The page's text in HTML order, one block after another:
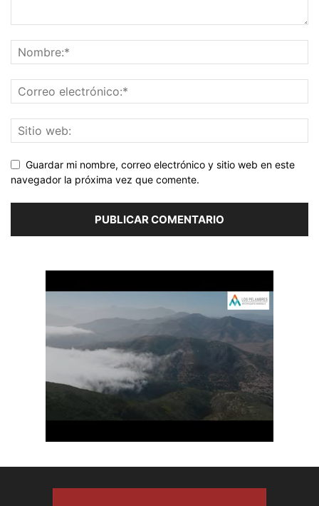
Guardar mi nombre, correo electrónico y sitio web en este
navegador la próxima vez que comente.